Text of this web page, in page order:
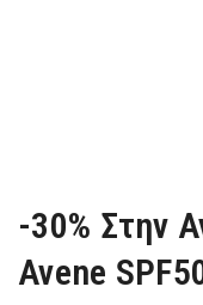
-30% Στην
Avene